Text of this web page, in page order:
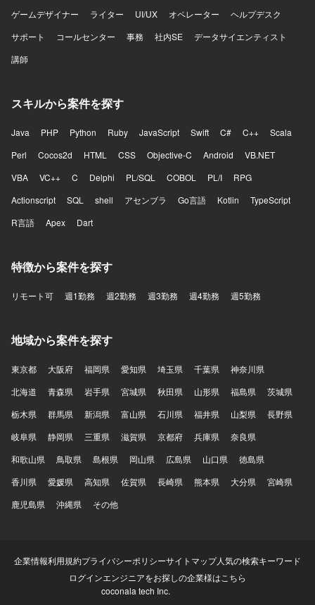
ゲームデザイナー
ライター UI/UX オペレーター
ヘルプデスク
サポート
コールセンター 事務 社内SE
データサイエンティスト
講師
スキルから案件を探す
Java PHP Python Ruby JavaScript Swift C# C++
Scala
Perl
Cocos2d HTML CSS Objective-C Android
VB.NET
VBA
VC++ C Delphi PL/SQL COBOL PL/I
RPG
Actionscript
SQL shell アセンブラ Go言語 Kotlin
TypeScript
R言語
Apex Dart
特徴から案件を探す
リモート可 週1勤務 週2勤務 週3勤務 週4勤務 週5勤務
地域から案件を探す
東京都 大阪府 福岡県 愛知県 埼玉県 千葉県
神奈川県
北海道
青森県 岩手県 宮城県 秋田県 山形県 福島県
茨城県
栃木県
群馬県 新潟県 富山県 石川県 福井県 山梨県
長野県
岐阜県
静岡県 三重県 滋賀県 京都府 兵庫県
奈良県
和歌山県
鳥取県 島根県 岡山県 広島県 山口県
徳島県
香川県
愛媛県 高知県 佐賀県 長崎県 熊本県 大分県
宮崎県
鹿児島県
沖縄県 その他
企業情報利用規約プライバシーポリシーサイトマップ人気の検索キーワード
ログインエンジニアをお探しの企業様はこちら
coconala tech Inc.